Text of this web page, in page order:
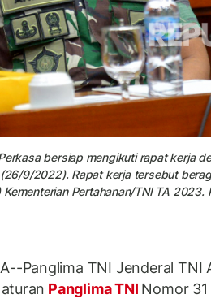
bersiap mengikuti rapat kerja
9/2022). Rapat kerja tersebut
Kementerian Pertahanan/TNI TA 2023.
Panglima TNI Jenderal TNI
Panglima TNI Nomor 31